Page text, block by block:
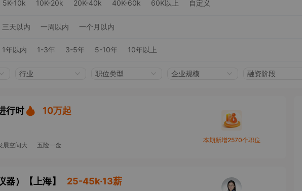
5K-10k 10K-20k 20K-40k 40K-60k 60K以上 自定义
三天以内 一周以内 一个月以内
1年以内 1-3年 3-5年 5-10年 10年以上
行业 职位类型 企业规模 融资阶段
行时 10万起
展空间大 五险一金
本期新增2570个职位
） 【 上海】 25-45k·13薪